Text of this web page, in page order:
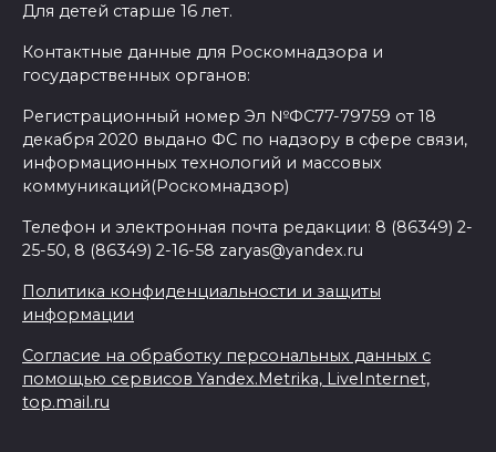
Для детей старше 16 лет.
Контактные данные для Роскомнадзора и
государственных органов:
Регистрационный номер Эл №ФС77-79759 от 18
декабря 2020 выдано ФС по надзору в сфере связи,
информационных технологий и массовых
коммуникаций(Роскомнадзор)
Телефон и электронная почта редакции: 8 (86349) 2-
25-50, 8 (86349) 2-16-58 zaryas@yandex.ru
Политика конфиденциальности и защиты
информации
Согласие на обработку персональных данных с
помощью сервисов Yandex.Metrika, LiveInternet,
top.mail.ru